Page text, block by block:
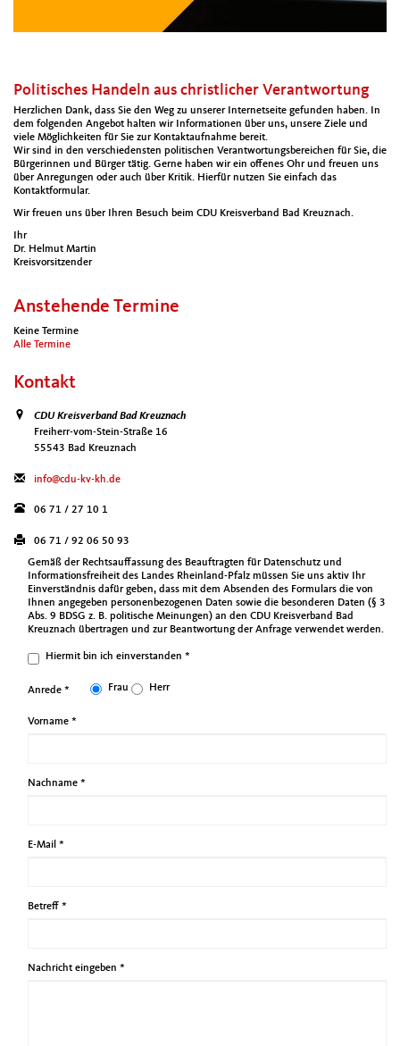
Politisches Handeln aus christlicher Verantwortung
Herzlichen Dank, dass Sie den Weg zu unserer Internetseite gefunden haben. In
dem folgenden Angebot halten wir Informationen über uns, unsere Ziele und
viele Möglichkeiten für Sie zur Kontaktaufnahme bereit.
Wir sind in den verschiedensten politischen Verantwortungsbereichen für Sie, die
Bürgerinnen und Bürger tätig. Gerne haben wir ein offenes Ohr und freuen uns
über Anregungen oder auch über Kritik. Hierfür nutzen Sie einfach das
Kontaktformular.
Wir freuen uns über Ihren Besuch beim CDU Kreisverband Bad Kreuznach.
Ihr
Dr. Helmut Martin
Kreisvorsitzender
Anstehende Termine
Keine Termine
Alle Termine
Kontakt
CDU Kreisverband Bad Kreuznach
Freiherr-vom-Stein-Straße 16
55543 Bad Kreuznach
info@cdu-kv-kh.de
06 71 / 27 10 1
06 71 / 92 06 50 93
Gemäß der Rechtsauffassung des Beauftragten für Datenschutz und
Informationsfreiheit des Landes Rheinland-Pfalz müssen Sie uns aktiv Ihr
Einverständnis dafür geben, dass mit dem Absenden des Formulars die von
Ihnen angegeben personenbezogenen Daten sowie die besonderen Daten (§ 3
Abs. 9 BDSG z. B. politische Meinungen) an den CDU Kreisverband Bad
Kreuznach übertragen und zur Beantwortung der Anfrage verwendet werden.
Hiermit bin ich einverstanden *
Anrede * Frau Herr
Vorname *
Nachname *
E-Mail *
Betreff *
Nachricht eingeben *